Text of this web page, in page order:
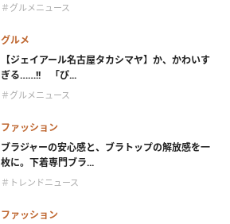
＃グルメニュース
グルメ
【ジェイアール名古屋タカシマヤ】か、かわいす
ぎる……!! 「ぴ...
＃グルメニュース
ファッション
ブラジャーの安心感と、ブラトップの解放感を一
枚に。下着専門ブラ...
＃トレンドニュース
ファッション